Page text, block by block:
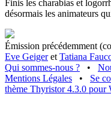
Finis les charabias et
désormais les animateurs
Émission précédemment
Eve Geigeret Tatiana
Qui sommes-nous ?
•
Mentions Légales
• Se
thème Thyristor 4.3.0 pour